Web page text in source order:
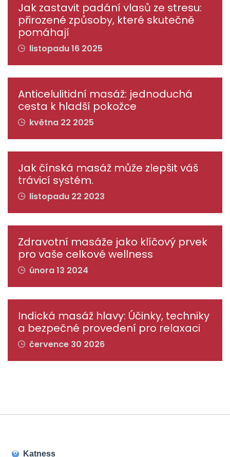
Jak zastavit padání vlasů ze stresu:
přirozené způsoby, které skutečně
pomáhají
listopadu 16 2025
Anticelulitidní masáž: jednoduchá
cesta k hladší pokožce
května 22 2025
Jak čínská masáž může zlepšit váš
trávicí systém.
listopadu 22 2023
Zdravotní masáže jako klíčový prvek
pro vaše celkové wellness
února 13 2024
Indická masáž hlavy: Účinky, techniky
a bezpečné provedení pro relaxaci
července 30 2026